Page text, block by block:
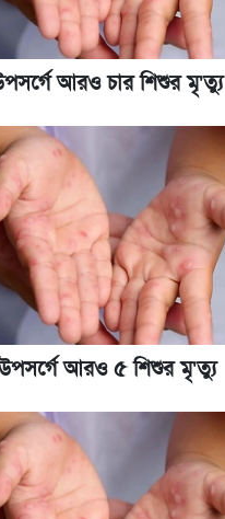
আরও চার শিশুর মৃ'ত্যু
আরও ৫ শিশুর মৃ'ত্যু